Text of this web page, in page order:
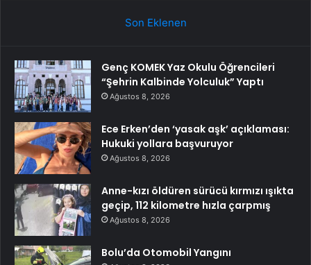
Son Eklenen
Genç KOMEK Yaz Okulu Öğrencileri
“Şehrin Kalbinde Yolculuk” Yaptı
Ağustos 8, 2026
Ece Erken’den ‘yasak aşk’ açıklaması:
Hukuki yollara başvuruyor
Ağustos 8, 2026
Anne-kızı öldüren sürücü kırmızı ışıkta
geçip, 112 kilometre hızla çarpmış
Ağustos 8, 2026
Bolu’da Otomobil Yangını